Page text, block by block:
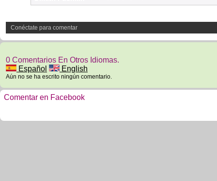
Conéctate para comentar
0 Comentarios En Otros Idiomas.
Español
English
Aún no se ha escrito ningún comentario.
Comentar en Facebook